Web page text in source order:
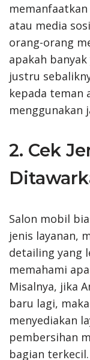
atau media
orang-orang
apakah
justru
kepada teman
menggunakan
2. Cek
Salon mobil
jenis layanan,
detailing yang
memahami
Misalnya, jika
baru lagi,
menyediakan
pembersihan
bagian terkecil.